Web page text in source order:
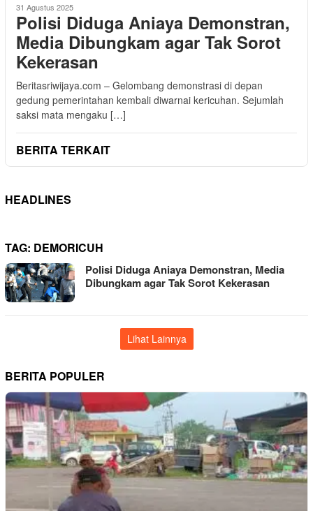
31 Agustus 2025
Polisi Diduga Aniaya Demonstran,
Media Dibungkam agar Tak Sorot
Kekerasan
Beritasriwijaya.com – Gelombang demonstrasi di depan
gedung pemerintahan kembali diwarnai kericuhan. Sejumlah
saksi mata mengaku […]
BERITA TERKAIT
HEADLINES
TAG: DEMORICUH
Polisi Diduga Aniaya Demonstran, Media
Dibungkam agar Tak Sorot Kekerasan
Lihat Lainnya
BERITA POPULER